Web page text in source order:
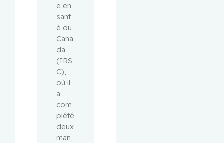
e en
sant
é du
Cana
da
(IRS
C),
où il
a
com
plété
deux
man